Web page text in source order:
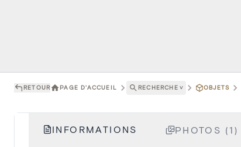
RETOUR PAGE D'ACCUEIL RECHERCHE ˅ OBJETS
INFORMATIONS PHOTOS (1)